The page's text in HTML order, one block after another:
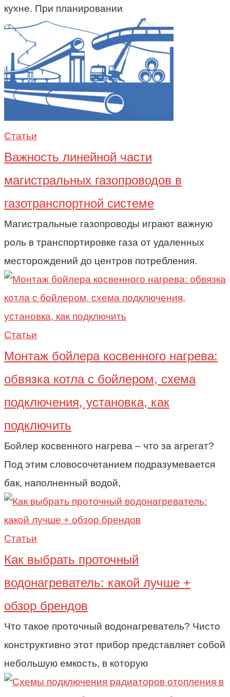
кухне. При планировании
Статьи
Важность линейной части
магистральных газопроводов в
газотранспортной системе
Магистральные газопроводы играют важную
роль в транспортировке газа от удаленных
месторождений до центров потребления.
Статьи
Монтаж бойлера косвенного нагрева:
обвязка котла с бойлером, схема
подключения, установка, как
подключить
Бойлер косвенного нагрева – что за агрегат?
Под этим словосочетанием подразумевается
бак, наполненный водой,
Статьи
Как выбрать проточный
водонагреватель: какой лучше +
обзор брендов
Что такое проточный водонагреватель? Чисто
конструктивно этот прибор представляет собой
небольшую емкость, в которую